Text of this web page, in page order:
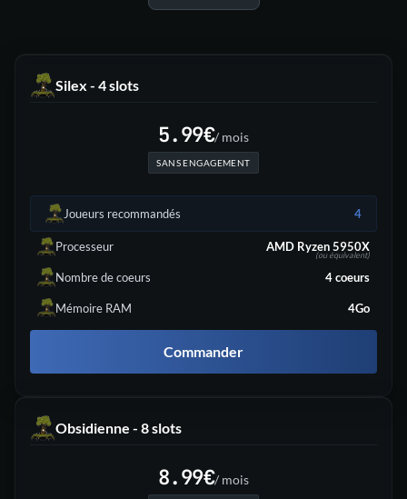
Silex - 4 slots
5.99€/ mois
SANS ENGAGEMENT
Joueurs recommandés 4
Processeur AMD Ryzen 5950X
(ou équivalent)
Nombre de coeurs 4coeurs
Mémoire RAM 4Go
Commander
Obsidienne - 8 slots
8.99€/ mois